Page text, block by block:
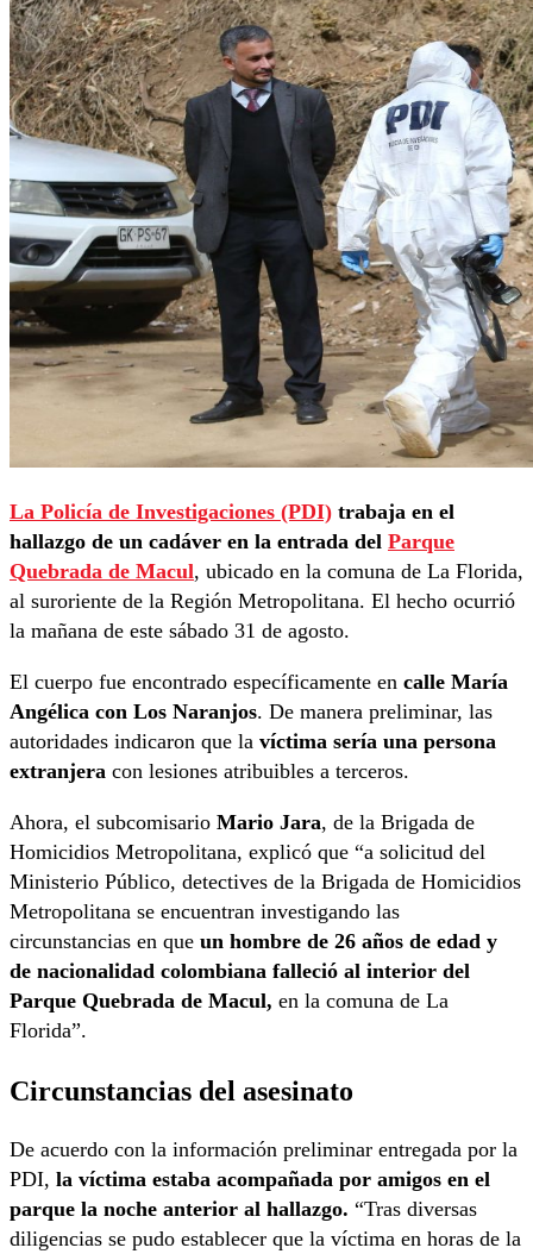
La Policía de Investigaciones (PDI) trabaja en el
hallazgo de un cadáver en la entrada del Parque
Quebrada de Macul, ubicado en la comuna de La Florida,
al suroriente de la Región Metropolitana. El hecho ocurrió
la mañana de este sábado 31 de agosto.
El cuerpo fue encontrado específicamente en calle María
Angélica con Los Naranjos. De manera preliminar, las
autoridades indicaron que la víctima sería una persona
extranjera con lesiones atribuibles a terceros.
Ahora, el subcomisario Mario Jara, de la Brigada de
Homicidios Metropolitana, explicó que “a solicitud del
Ministerio Público, detectives de la Brigada de Homicidios
Metropolitana se encuentran investigando las
circunstancias en que un hombre de 26 años de edad y
de nacionalidad colombiana falleció al interior del
Parque Quebrada de Macul, en la comuna de La
Florida”.
Circunstancias del asesinato
De acuerdo con la información preliminar entregada por la
PDI, la víctima estaba acompañada por amigos en el
parque la noche anterior al hallazgo. “Tras diversas
diligencias se pudo establecer que la víctima en horas de la